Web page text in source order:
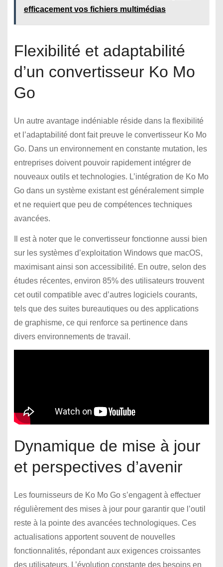
efficacement vos fichiers multimédias
Flexibilité et adaptabilité
d’un convertisseur Ko Mo
Go
Un autre avantage indéniable réside dans la flexibilité
et l’adaptabilité dont fait preuve le convertisseur Ko Mo
Go. Dans un environnement en constante mutation, les
entreprises doivent pouvoir rapidement intégrer de
nouveaux outils et technologies. L’intégration de Ko Mo
Go dans un système existant est généralement simple
et ne requiert que peu de compétences techniques
avancées.
Il est à noter que le convertisseur fonctionne aussi bien
sur les systèmes d’exploitation Windows que macOS,
maximisant ainsi son accessibilité. En outre, selon des
études récentes, environ 85% des utilisateurs trouvent
cet outil compatible avec d’autres logiciels courants,
tels que des suites bureautiques ou des applications
de graphisme, ce qui renforce sa pertinence dans
divers environnements de travail.
Dynamique de mise à jour
et perspectives d’avenir
Les fournisseurs de Ko Mo Go s’engagent à effectuer
régulièrement des mises à jour pour garantir que l’outil
reste à la pointe des avancées technologiques. Ces
actualisations apportent souvent de nouvelles
fonctionnalités, répondant aux exigences croissantes
des utilisateurs. L’évolution constante des besoins en